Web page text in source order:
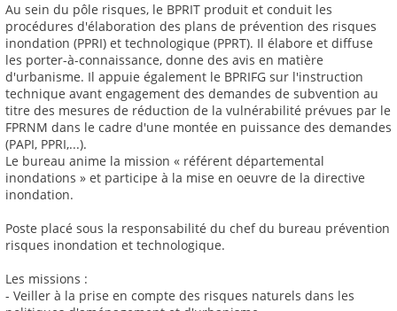
Au sein du pôle risques, le BPRIT produit et conduit les
procédures d'élaboration des plans de prévention des risques
inondation (PPRI) et technologique (PPRT). Il élabore et diffuse
les porter-à-connaissance, donne des avis en matière
d'urbanisme. Il appuie également le BPRIFG sur l'instruction
technique avant engagement des demandes de subvention au
titre des mesures de réduction de la vulnérabilité prévues par le
FPRNM dans le cadre d'une montée en puissance des demandes
(PAPI, PPRI,...).
Le bureau anime la mission « référent départemental
inondations » et participe à la mise en oeuvre de la directive
inondation.
Poste placé sous la responsabilité du chef du bureau prévention
risques inondation et technologique.
Les missions :
- Veiller à la prise en compte des risques naturels dans les